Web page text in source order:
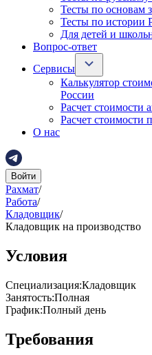
Тесты по основам
Тесты по истории
Для детей и
Вопрос-ответ
Сервисы
Калькулятор
России
Расчет стоимости
Расчет стоимости
О нас
Войти
Рахмат/
Работа/
Кладовщик/
Кладовщик на производство
Условия
Специализация:Кладовщик
Занятость:Полная
График:Полный день
Требования